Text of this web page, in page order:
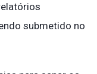
submetido no